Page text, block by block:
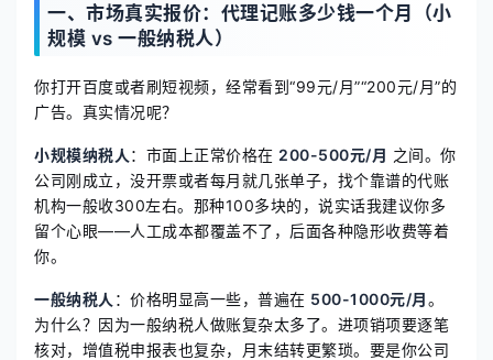
一、市场真实报价：代理记账多少钱一个月（小
规模 vs 一般纳税人）
你打开百度或者刷短视频，经常看到“99元/月”“200元/月”的
广告。真实情况呢？
小规模纳税人 ：市面上正常价格在 200-500元/月 之间。你
公司刚成立，没开票或者每月就几张单子，找个靠谱的代账
机构一般收300左右。那种100多块的，说实话我建议你多
留个心眼——人工成本都覆盖不了，后面各种隐形收费等着
你。
一般纳税人 ：价格明显高一些，普遍在 500-1000元/月。
为什么？因为一般纳税人做账复杂太多了。进项销项要逐笔
核对，增值税申报表也复杂，月末结转更繁琐。要是你公司